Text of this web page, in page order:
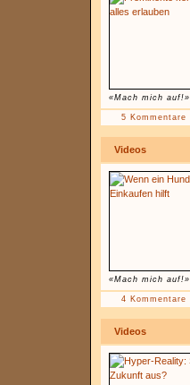
«Mach mich auf!»
5 Kommentare
Videos
«Mach mich auf!»
4 Kommentare
Videos